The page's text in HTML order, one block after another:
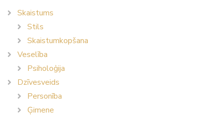
Skaistums
Stils
Skaistumkopšana
Veselība
Psiholoģija
Dzīvesveids
Personība
Ģimene